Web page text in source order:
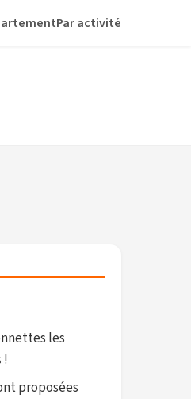
Par activité
les
!
proposées